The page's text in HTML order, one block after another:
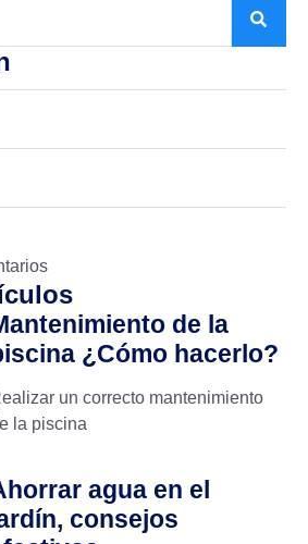
de la
¿Cómo hacerlo?
un correcto mantenimiento
la piscina
agua en el
consejos